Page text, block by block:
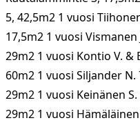
5, 42,5m2 1 vuosi
17,5m2 1 vuosi
29m2 1 vuosi Kontio V. &
60m2 1 vuosi Siljander
29m2 1 vuosi Keinänen
29m2 1 vuosi